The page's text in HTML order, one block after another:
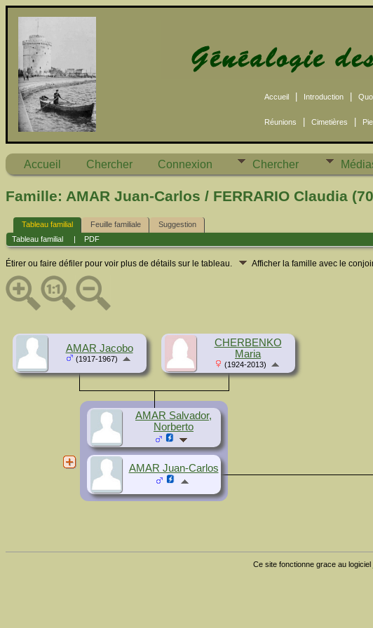
Accueil Introduction
Réunions Cimetières
Accueil Chercher Connexion Chercher
Famille: AMAR Juan-Carlos / FERRARIO Claudia
Tableau familial Feuille familiale
Suggestion
Tableau familial
PDF
Étirer ou faire défiler pour voir plus de détails sur le tableau. Afficher la famille avec le
AMAR Jacobo
(1917-1967)
CHERBENKO
Maria
(1924-2013)
AMAR Salvador,
Norberto
AMAR Juan-Carlos
Ce site fonctionne grace au logiciel